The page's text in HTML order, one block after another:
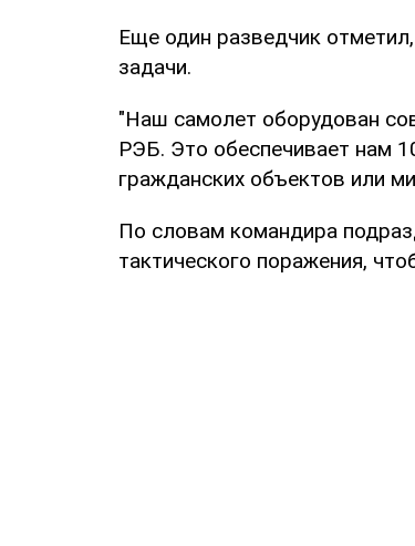
Еще один разведчик
задачи.
"Наш самолет оборудован
РЭБ. Это обеспечивает нам
гражданских объектов или
По словам командира
тактического поражения,